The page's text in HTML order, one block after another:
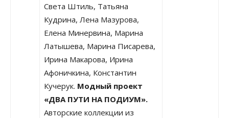
Света Штиль, Татьяна
Кудрина, Лена Мазурова,
Елена Минервина, Марина
Латышева, Марина Писарева,
Ирина Макарова, Ирина
Афоничкина, Константин
Кучерук. Модный проект
«ДВА ПУТИ НА ПОДИУМ».
Авторские коллекции из